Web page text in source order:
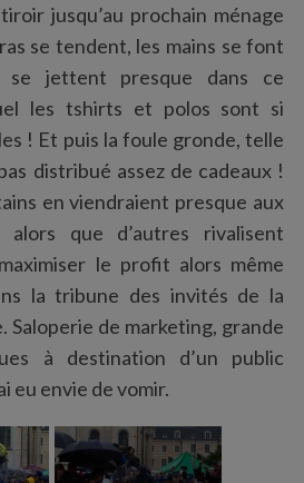
jusqu’au prochain ménage
se tendent, les mains se font
se jettent presque dans ce
les tshirts et polos sont si
! Et puis la foule gronde, telle
distribué assez de cadeaux !
en viendraient presque aux
que d’autres rivalisent
le profit alors même
la tribune des invités de la
Saloperie de marketing, grande
à destination d’un public
eu envie de vomir.